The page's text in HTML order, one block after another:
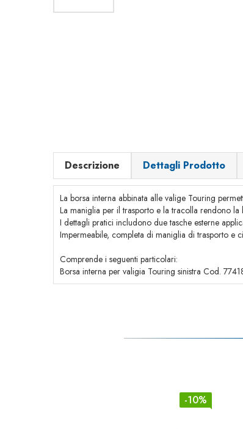
Descrizione Dettagli Prodotto
La borsa interna abbinata alle valige Touring
La maniglia per il trasporto e la tracolla rendono la
I dettagli pratici includono due tasche esterne
Impermeabile, completa di maniglia di trasporto e
Comprende i seguenti particolari:
Borsa interna per valigia Touring sinistra Cod.
-10%